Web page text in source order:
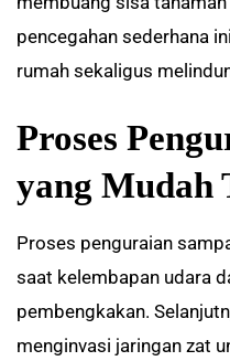
pencegahan sederhana
rumah sekaligus
Proses
yang Mudah
Proses penguraian
saat kelembapan udara
pembengkakan.
menginvasi jaringan zat